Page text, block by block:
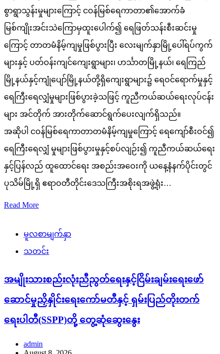
စွာရွာသွန်းမှုများကြောင့် ငဝန်မြစ်ရေကာတာ၏အောက်ခံ
မြစ်ကျိုးအင်းသဲကြောမှထူးပေါက်၍ ရေဖြတ်သန်းစီးဆင်းမှု
ကြောင့် တာတမံနိမ့်ကျမှုဖြစ်ပွားပြီး လေးမျက်နှာမြို့ပေါ်ရပ်ကွက်
များနှင့် ပတ်ဝန်းကျင်ကျေးရွာများ၊ ဟင်္သာတမြို့နယ်၊ ရေကြည်
မြို့နယ်နှင့်ကျုံပျော်မြို့နယ်တို့ရှိကျေးရွာများ၌ ရေဝင်ရောက်မှုနှင့်
ရေကြီးရေလျှံမှုများဖြစ်ပွားခဲ့သဖြင့် ကူညီကယ်ဆယ်ရေးလုပ်ငန်း
များ အင်တိုက် အားတိုက်ဆောင်ရွက်ပေးလျက်ရှိသည်။
အဆိုပါ ငဝန်မြစ်ရေကာတာတမံနိမ့်ကျမှုကြောင့် ရေကျော်စီးဝင်၍
ရေကြီးရေလျှံ မှုများဖြစ်ပွားမှုနှင့်စပ်လျဉ်း၍ ကူညီကယ်ဆယ်ရေး
နှင့်ပြန်လည် ထူထောင်ရေး အစည်းအဝေးကို ယနေ့နံနက်ပိုင်းတွင်
ပုသိမ်မြို့ရှိ ဧရာဝတီတိုင်းဒေသကြီးအစိုးရအဖွဲ့ရုံး…
Read More
မူလစာမျက်နှာ
သတင်း
အမျိုးသားစည်းလုံးညီညွတ်ရေးနှင့်ငြိမ်းချမ်းရေးဖော်
ဆောင်မှုညှိနှိုင်းရေးကော်မတီနှင့် ရှမ်းပြည်တိုးတက်
ရေးပါတီ(SSPP)တို့ တွေ့ဆုံဆွေးနွေး
admin